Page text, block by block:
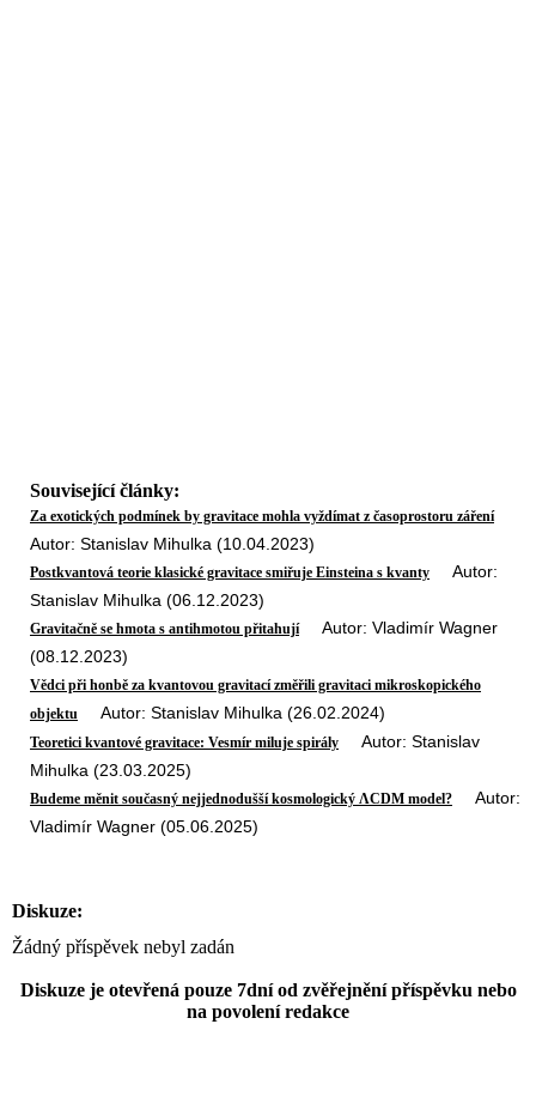
Související články:
Za exotických podmínek by gravitace mohla vyždímat z časoprostoru záření
Autor: Stanislav Mihulka (10.04.2023)
Postkvantová teorie klasické gravitace smiřuje Einsteina s kvanty Autor:
Stanislav Mihulka (06.12.2023)
Gravitačně se hmota s antihmotou přitahujíAutor: Vladimír Wagner
(08.12.2023)
Vědci při honbě za kvantovou gravitací změřili gravitaci mikroskopického
objektu Autor: Stanislav Mihulka (26.02.2024)
Teoretici kvantové gravitace: Vesmír miluje spirály Autor: Stanislav
Mihulka (23.03.2025)
Budeme měnit současný nejjednodušší kosmologický ΛCDM model? Autor:
Vladimír Wagner (05.06.2025)
Diskuze:
Žádný příspěvek nebyl zadán
Diskuze je otevřená pouze 7dní od zvěřejnění příspěvku nebo
na povolení redakce